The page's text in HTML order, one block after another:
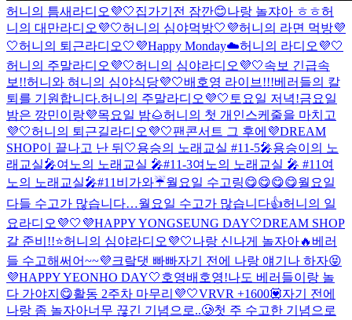
허니의 틈새라디오💜🤍집가기전 잠깐😊나랑 놀쟈아 ㅎㅎ허
니의 대만라디오💜🤍허니의 심야먹방🤍💜허니의 라면 먹방💜
🤍허니의 퇴근라디오🤍💜Happy Monday☁️허니의 라디오💜🤍
허니의 주말라디오💜🤍허니의 심야라디오💜🤍속보 긴급속
보!!허니와 혀니의 심야식당💜🤍배호영 라이브!!!베러들의 칼
퇴를 기원합니다.허니의 주말라디오💜🤍 토요일 저녁!금요일
밤은 깡민이랑💜목요일 밤🌰허니의 첫 개인스케줄을 마치고
💜🤍허니의 퇴근길라디오💜🤍팬콘서트 그 후에 💜DREAM
SHOP이 끝나고 난 뒤🤍용승의 노래교실 #11-5🎤용승이의 노
래교실🎤여노의 노래교실 🎤#11-3여노의 노래교실 🎤 #11 여
노의 노래교실🎤#11 비가와☔️월요일 수고링😋😋😋😋월요일
다들 수고가 많습니다…월요일 수고가 많습니다👍허니의 일
요라디오💜🤍 💜HAPPY YONGSEUNG DAY🤍DREAM SHOP
갈 준비!!⭐️허니의 심야라디오💜🤍나랑 신나게 놀자아🔥 베러
들 수고해써어~~💜크랔댓 빠빠자기 전에 나랑 얘기나 하자😝
💜HAPPY YEONHO DAY🤍호영배 호영!나도 베러들이랑 놀
다 가야지😋활동 2주차 마무리💜🤍VRVR +1600💟자기 전에
나랑 좀 놀자아너무 끊긴 기념으로..🥲첫 주 수고한 기념으로